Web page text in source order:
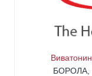
БОРОЛА,